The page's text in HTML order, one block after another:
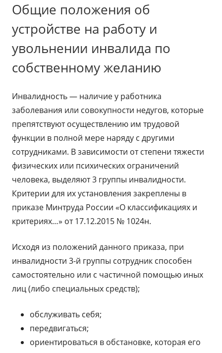
Общие положения об
устройстве на работу и
увольнении инвалида по
собственному желанию
Инвалидность — наличие у работника
заболевания или совокупности недугов, которые
препятствуют осуществлению им трудовой
функции в полной мере наряду с другими
сотрудниками. В зависимости от степени тяжести
физических или психических ограничений
человека, выделяют 3 группы инвалидности.
Критерии для их установления закреплены в
приказе Минтруда России «О классификациях и
критериях…» от 17.12.2015 № 1024н.
Исходя из положений данного приказа, при
инвалидности 3-й группы сотрудник способен
самостоятельно или с частичной помощью иных
лиц (либо специальных средств);
обслуживать себя;
передвигаться;
ориентироваться в обстановке, которая его